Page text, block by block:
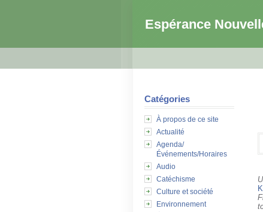
Espérance
Catégories
À propos de ce site
Actualité
Agenda/
Événements/Horaires
Audio
Catéchisme
Culture et société
Environnement